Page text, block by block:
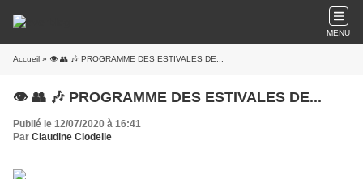
MENU
Accueil » 👁 👥 🎶 PROGRAMME DES ESTIVALES DE...
👁 👥 🎶 PROGRAMME DES ESTIVALES DE...
Publié le 12/07/2020 à 16:41
Par Claudine Clodelle